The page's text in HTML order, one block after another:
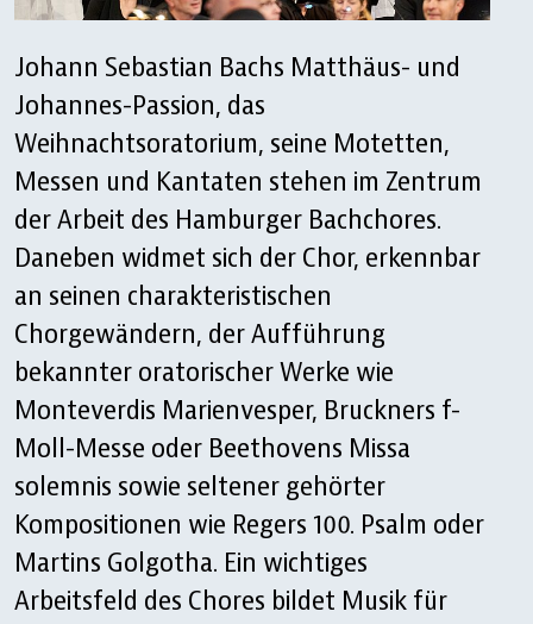
Johann Sebastian Bachs Matthäus- und
Johannes-Passion, das
Weihnachtsoratorium, seine Motetten,
Messen und Kantaten stehen im Zentrum
der Arbeit des Hamburger Bachchores.
Daneben widmet sich der Chor, erkennbar
an seinen charakteristischen
Chorgewändern, der Aufführung
bekannter oratorischer Werke wie
Monteverdis Marienvesper, Bruckners f-
Moll-Messe oder Beethovens Missa
solemnis sowie seltener gehörter
Kompositionen wie Regers 100. Psalm oder
Martins Golgotha. Ein wichtiges
Arbeitsfeld des Chores bildet Musik für